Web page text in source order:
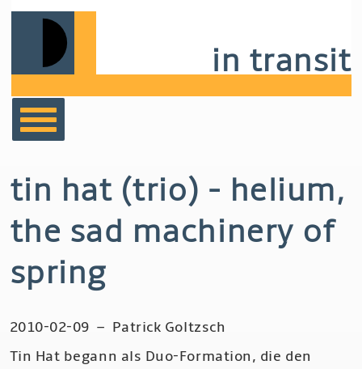
Skip
navigation
in transit
musik
tin hat (trio) - helium,
the sad machinery of
spring
2010-02-09 – Patrick Goltzsch
Tin Hat begann als Duo-Formation, die den